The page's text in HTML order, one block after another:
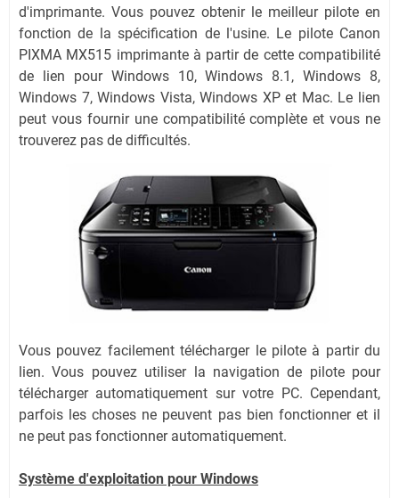
d'imprimante. Vous pouvez obtenir le meilleur pilote en
fonction de la spécification de l'usine. Le pilote Canon
PIXMA MX515 imprimante à partir de cette compatibilité
de lien pour Windows 10, Windows 8.1, Windows 8,
Windows 7, Windows Vista, Windows XP et Mac. Le lien
peut vous fournir une compatibilité complète et vous ne
trouverez pas de difficultés.
Vous pouvez facilement télécharger le pilote à partir du
lien.Vous pouvez utiliser la navigation de pilote pour
télécharger automatiquement sur votre PC. Cependant,
parfois les choses ne peuvent pas bien fonctionner et il
ne peut pas fonctionner automatiquement.
Système d'exploitation pour Windows